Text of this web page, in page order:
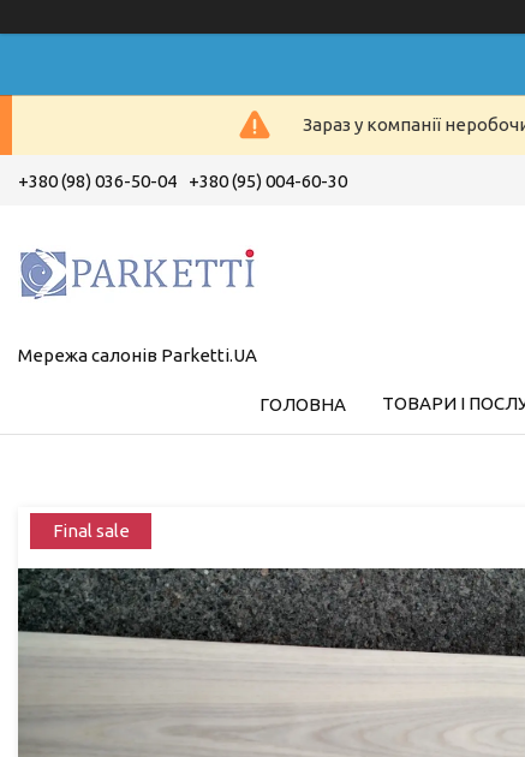
Зараз у компанії
+380 (98) 036-50-04 +380 (95) 004-60-30
Мережа салонів Parketti.UA
ГОЛОВНА ТОВАРИ І
Final sale